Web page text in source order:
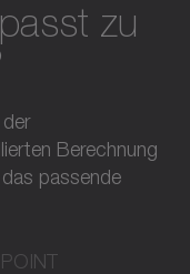
zu
Berechnung
passende